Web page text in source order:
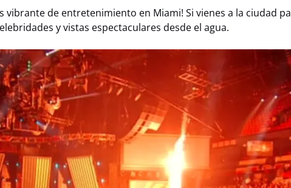
vibrante de entretenimiento en Miami! Si vienes a la ciudad
y vistas espectaculares desde el agua.